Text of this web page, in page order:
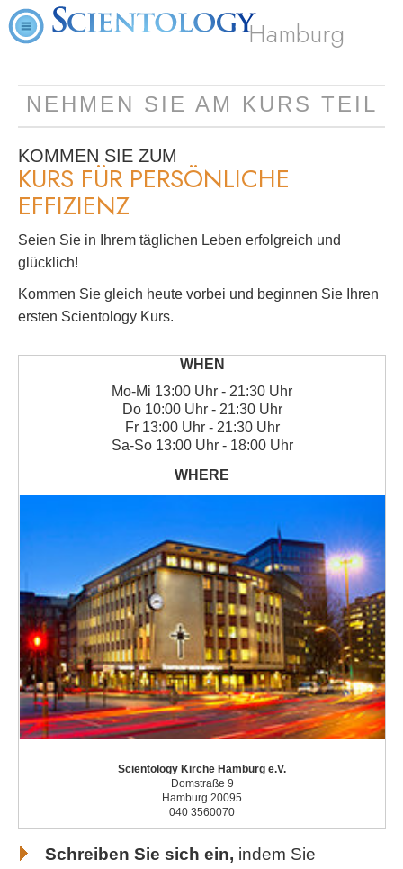
Hamburg
NEHMEN SIE AM KURS TEIL
KOMMEN SIE ZUM
KURS FÜR PERSÖNLICHE
EFFIZIENZ
Seien Sie in Ihrem täglichen Leben erfolgreich und
glücklich!
Kommen Sie gleich heute vorbei und beginnen Sie Ihren
ersten Scientology Kurs.
Mo-Mi 13:00 Uhr - 21:30 Uhr
Do 10:00 Uhr - 21:30 Uhr
Fr 13:00 Uhr - 21:30 Uhr
Sa-So 13:00 Uhr - 18:00 Uhr
Scientology Kirche Hamburg e.V.
Domstraße 9
Hamburg 20095
040 3560070
Schreiben Sie sich ein, indem Sie